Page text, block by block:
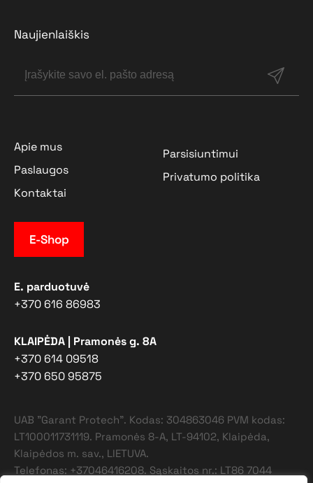
Naujienlaiškis
Apie mus
Paslaugos
Kontaktai
Parsisiuntimui
Privatumo politika
E-Shop
E. parduotuvė
+370 616 86983
KLAIPĖDA | Pramonės g. 8A
+370 614 09518
+370 650 95875
UAB "Garant Protech". Kodas: 304863046 PVM kodas:
LT100011731119. Pramonės 8-A, LT-94102, Klaipėda,
Klaipėdos m. sav., LIETUVA.
Telefonas: +37046416208. Sąskaitos nr.: LT86 7044